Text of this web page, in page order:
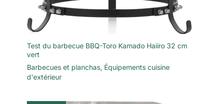
Test du barbecue BBQ-Toro Kamado Haiiro 32 cm
vert
Barbecues et planchas, Équipements cuisine
d'extérieur